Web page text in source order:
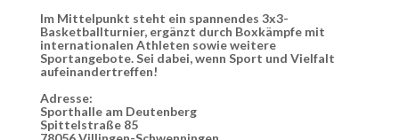
Im Mittelpunkt steht ein spannendes 3x3-
Basketballturnier, ergänzt durch Boxkämpfe mit
internationalen Athleten sowie weitere
Sportangebote. Sei dabei, wenn Sport und Vielfalt
aufeinandertreffen!
Adresse:
Sporthalle am Deutenberg
Spittelstraße 85